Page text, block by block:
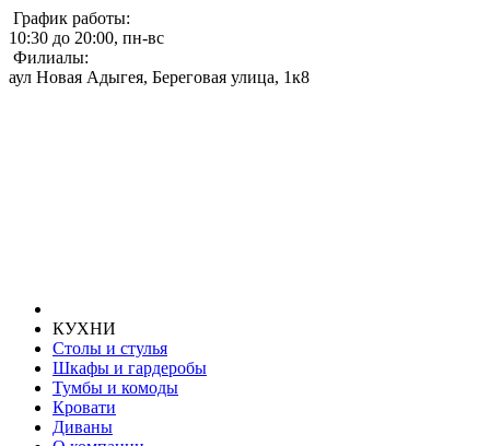
График работы:
10:30 до 20:00, пн-вс
Филиалы:
аул Новая Адыгея, Береговая улица, 1к8
КУХНИ
Столы и стулья
Шкафы и гардеробы
Тумбы и комоды
Кровати
Диваны